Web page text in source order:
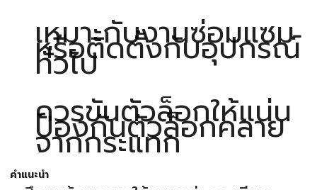
เหมาะกับงานซ่อมแซม
หรือติดตั้งกับอุปกรณ์
ทั่วไป
ควรขันตัวล็อกให้แน่น
ป้องกันตัวล็อกคลาย
จากกระแทก
คำแนะนำ